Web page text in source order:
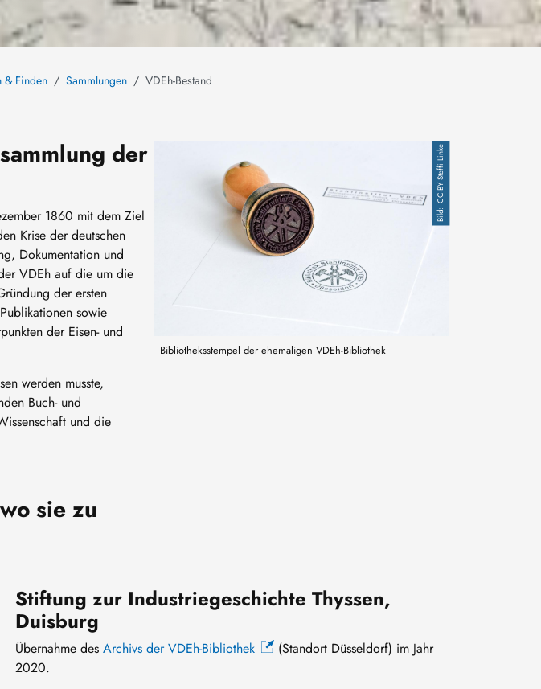
& Finden Sammlungen VDEh-Bestand
CC-BY Steffi Linke
Bibliotheksstempel der ehemaligen VDEh-Bibliothek
der
1860 mit dem Ziel
Krise der deutschen
Dokumentation und
VDEh auf die um die
der ersten
sowie
der Eisen- und
werden musste,
Buch- und
und die
sie zu
Stiftung zur Industriegeschichte Thyssen,
Duisburg
Übernahme des Archivs der VDEh-Bibliothek
(Standort Düsseldorf) im Jahr
2020.